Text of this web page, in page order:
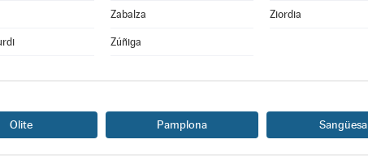
Zabalza Ziordia
Zúñiga
Olite Pamplona Sangüesa